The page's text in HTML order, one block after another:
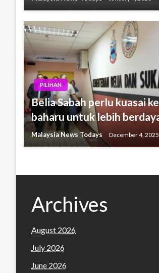
PILIHAN
Belia Sabah perlu kuasai
baharu untuk lebih
Malaysia News Todays December 4, 2025
Archives
August 2026
July 2026
June 2026